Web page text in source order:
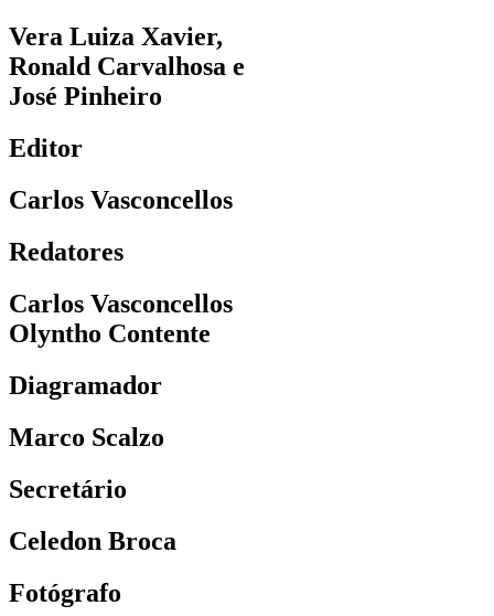
Vera Luiza Xavier,
Ronald Carvalhosa e
José Pinheiro
Editor
Carlos Vasconcellos
Redatores
Carlos Vasconcellos
Olyntho Contente
Diagramador
Marco Scalzo
Secretário
Celedon Broca
Fotógrafo